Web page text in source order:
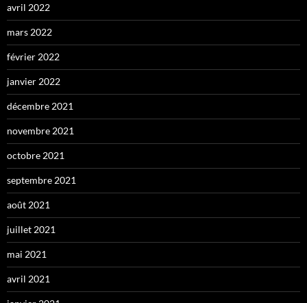
avril 2022
mars 2022
février 2022
janvier 2022
décembre 2021
novembre 2021
octobre 2021
septembre 2021
août 2021
juillet 2021
mai 2021
avril 2021